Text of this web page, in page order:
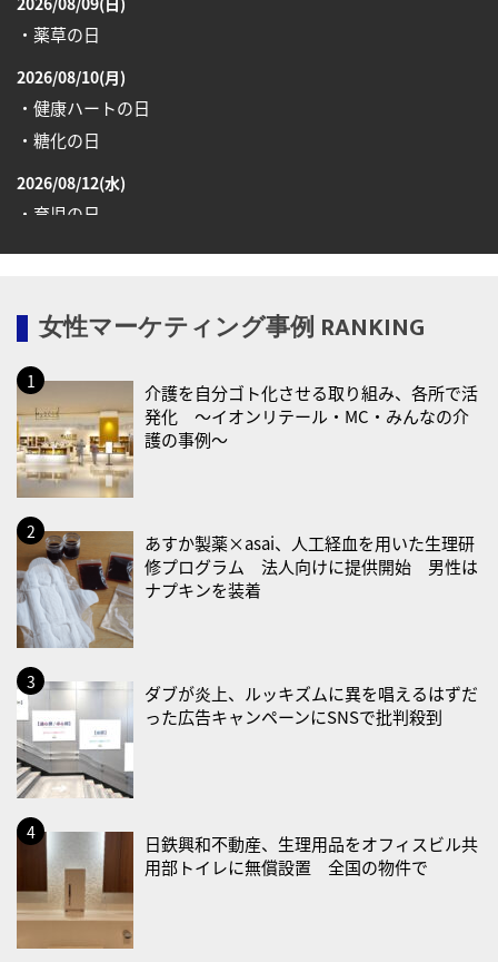
・薬草の日
2026/08/10(月)
・健康ハートの日
・糖化の日
2026/08/12(水)
・育児の日
2026/08/13(木)
2026/08/17(月)
2026/08/18(火)
・防犯の日
2026/08/19(水)
・食育の日
2026/08/21(金)
・治療アプリの日
・献血の日
2026/08/22(土)
・禁煙の日
2026/08/23(日)
・不眠の日
・乳酸菌の日
2026/08/25(火)
・いたわり肌の日
2026/08/26(水)
女性マーケティング事例 RANKING
介護を自分ゴト化させる取り組み、各所で活
発化 〜イオンリテール・MC・みんなの介
護の事例〜
あすか製薬×asai、人工経血を用いた生理研
修プログラム 法人向けに提供開始 男性は
ナプキンを装着
ダブが炎上、ルッキズムに異を唱えるはずだ
った広告キャンペーンにSNSで批判殺到
日鉄興和不動産、生理用品をオフィスビル共
用部トイレに無償設置 全国の物件で